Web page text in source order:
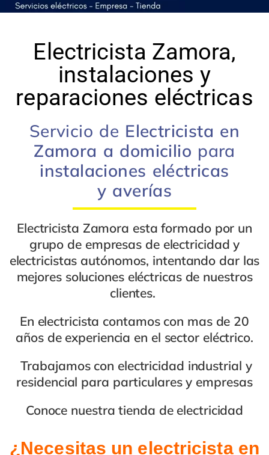
Electricista Zamora,
instalaciones y
reparaciones eléctricas
Servicio de Electricista en
Zamora a domicilio para
instalaciones eléctricas
y averías
Electricista Zamora esta formado por un
grupo de empresas de electricidad y
electricistas autónomos, intentando dar las
mejores soluciones eléctricasde nuestros
clientes.
En electricista contamos con mas de 20
años de experiencia en el sector eléctrico.
Trabajamos con electricidad industrial y
residencial para particulares y empresas
Conoce nuestratienda de electricidad
¿Necesitas un electricista en